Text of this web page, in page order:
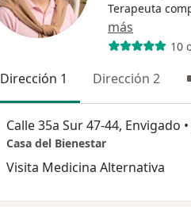
Terapeuta
más
10
Dirección 1 Dirección 2
Calle 35a Sur 47-44, Envigado •
Casa del Bienestar
Visita Medicina Alternativa